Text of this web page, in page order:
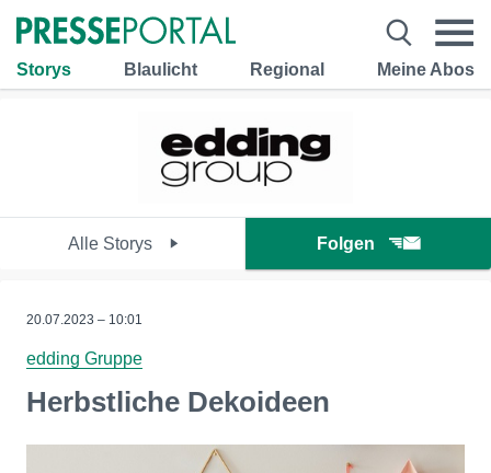
Storys Blaulicht Regional Meine Abos
Alle Storys Folgen
20.07.2023 – 10:01
edding Gruppe
Herbstliche Dekoideen